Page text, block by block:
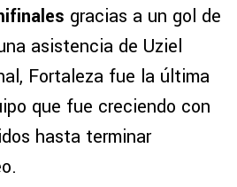
gracias a un gol de
asistencia de Uziel
Fortaleza fue la última
que fue creciendo con
hasta terminar